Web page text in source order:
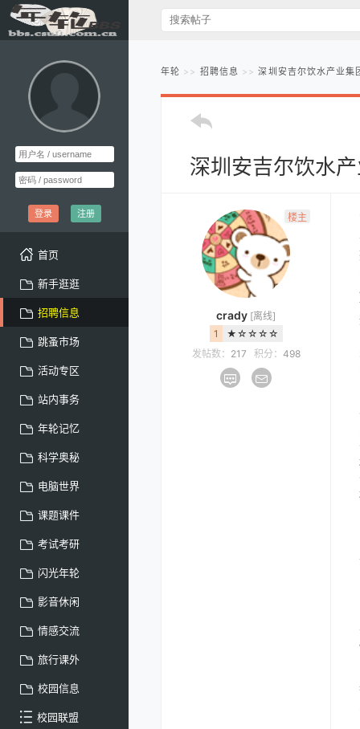
登录 注册
首页
新手逛逛
招聘信息
跳蚤市场
活动专区
站内事务
年轮记忆
科学奥秘
电脑世界
课题课件
考试考研
闪光年轮
影音休闲
情感交流
旅行课外
校园信息
校园联盟
年轮 招聘信息 深圳安吉尔饮水产业
深圳安吉尔饮水
楼主
crady [离线]
1
★☆☆☆☆
发帖数： 217 积分： 498